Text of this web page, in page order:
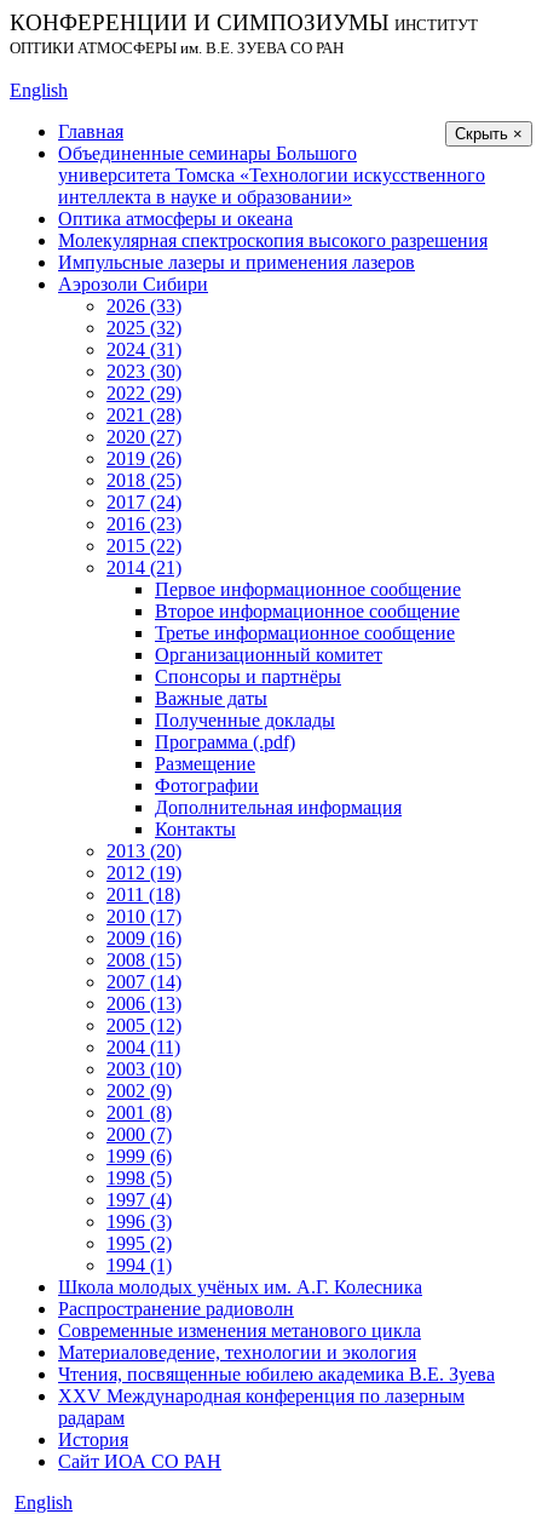
КОНФЕРЕНЦИИ И СИМПОЗИУМЫ ИНСТИТУТ
ОПТИКИ АТМОСФЕРЫ им. В.Е. ЗУЕВА СО РАН
English
Скрыть ×
Главная
Объединенные семинары Большого
университета Томска «Технологии искусственного
интеллекта в науке и образовании»
Оптика атмосферы и океана
Молекулярная спектроскопия высокого разрешения
Импульсные лазеры и применения лазеров
Аэрозоли Сибири
2026 (33)
2025 (32)
2024 (31)
2023 (30)
2022 (29)
2021 (28)
2020 (27)
2019 (26)
2018 (25)
2017 (24)
2016 (23)
2015 (22)
2014 (21)
Первое информационное сообщение
Второе информационное сообщение
Третье информационное сообщение
Организационный комитет
Спонсоры и партнёры
Важные даты
Полученные доклады
Программа (.pdf)
Размещение
Фотографии
Дополнительная информация
Контакты
2013 (20)
2012 (19)
2011 (18)
2010 (17)
2009 (16)
2008 (15)
2007 (14)
2006 (13)
2005 (12)
2004 (11)
2003 (10)
2002 (9)
2001 (8)
2000 (7)
1999 (6)
1998 (5)
1997 (4)
1996 (3)
1995 (2)
1994 (1)
Школа молодых учёных им. А.Г. Колесника
Распространение радиоволн
Современные изменения метанового цикла
Материаловедение, технологии и экология
Чтения, посвященные юбилею академика В.Е. Зуева
XXV Международная конференция по лазерным
радарам
История
Сайт ИОА СО РАН
English